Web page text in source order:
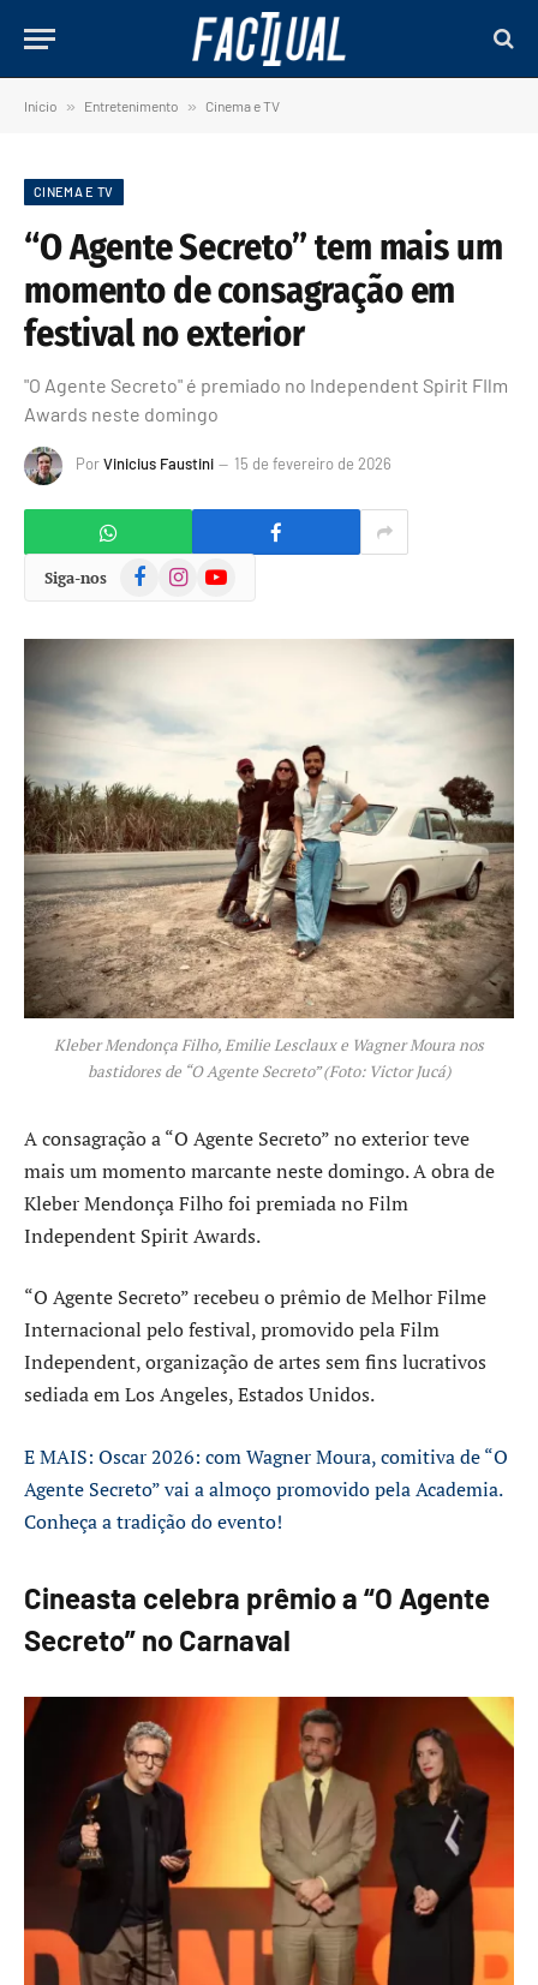
Início » Entretenimento » Cinema e TV
CINEMA E TV
“O Agente Secreto” tem mais um
momento de consagração em
festival no exterior
"O Agente Secreto" é premiado no Independent Spirit FIlm
Awards neste domingo
PorVinicius Faustini 15 de fevereiro de 2026
Siga-nos FacebookInstagramYouTube
Kleber Mendonça Filho, Emilie Lesclaux e Wagner Moura nos
bastidores de “O Agente Secreto” (Foto: Victor Jucá)
A consagração a “O Agente Secreto” no exterior teve
mais um momento marcante neste domingo. A obra de
Kleber Mendonça Filho foi premiada no Film
Independent Spirit Awards.
“O Agente Secreto” recebeu o prêmio de Melhor Filme
Internacional pelo festival, promovido pela Film
Independent, organização de artes sem fins lucrativos
sediada em Los Angeles, Estados Unidos.
E MAIS: Oscar 2026: com Wagner Moura, comitiva de “O
Agente Secreto” vai a almoço promovido pela Academia.
Conheça a tradição do evento!
Cineasta celebra prêmio a “O Agente
Secreto” no Carnaval